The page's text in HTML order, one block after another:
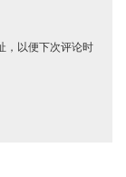
，以便下次评论时